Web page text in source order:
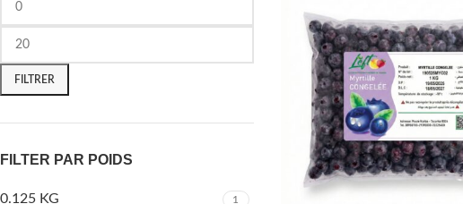
FILTRER
FILTER PAR POIDS
0.125 KG 1